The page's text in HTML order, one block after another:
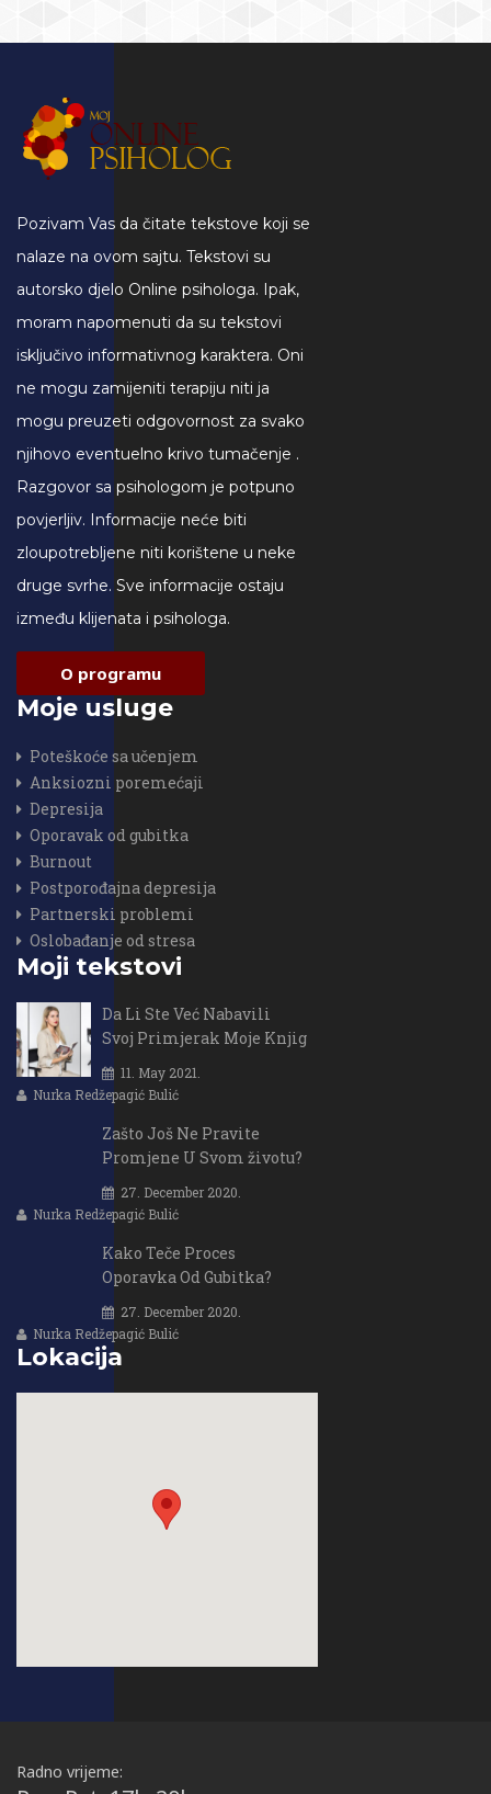
Pozivam Vas da čitate tekstove koji se
nalaze na ovom sajtu. Tekstovi su
autorsko djelo Online psihologa. Ipak,
moram napomenuti da su tekstovi
isključivo informativnog karaktera. Oni
ne mogu zamijeniti terapiju niti ja
mogu preuzeti odgovornost za svako
njihovo eventuelno krivo tumačenje .
Razgovor sa psihologom je potpuno
povjerljiv. Informacije neće biti
zloupotrebljene niti korištene u neke
druge svrhe. Sve informacije ostaju
između klijenata i psihologa.
O programu
Moje usluge
Poteškoće sa učenjem
Anksiozni poremećaji
Depresija
Oporavak od gubitka
Burnout
Postporođajna depresija
Partnerski problemi
Oslobađanje od stresa
Moji tekstovi
Da Li Ste Već Nabavili
Svoj Primjerak Moje Knjig
11. May 2021.
Nurka Redžepagić Bulić
Zašto Još Ne Pravite
Promjene U Svom životu?
27. December 2020.
Nurka Redžepagić Bulić
Kako Teče Proces
Oporavka Od Gubitka?
27. December 2020.
Nurka Redžepagić Bulić
Lokacija
Radno vrijeme: